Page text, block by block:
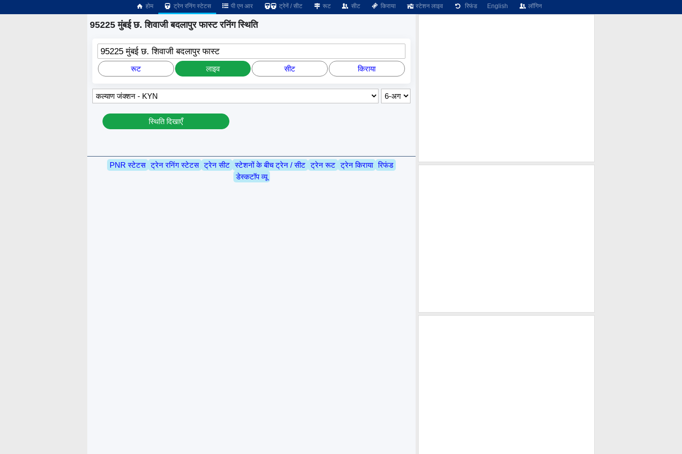
होम ट्रेन रनिंग स्टेटस पी एन आर ट्रेनें / सीट रूट सीट किराया स्टेशन लाइव रिफंड English लॉगिन
95225 मुंबई छ. शिवाजी बदलापुर फास्ट रनिंग स्थिति
95225 मुंबई छ. शिवाजी बदलापुर फास्ट
रूट लाइव सीट किराया
स्थिति दिखाएँ
PNR स्टेटस ट्रेन रनिंग स्टेटस ट्रेन सीट स्टेशनों के बीच ट्रेन / सीट ट्रेन रूट ट्रेन किराया रिफंड
डेस्कटॉप व्यू